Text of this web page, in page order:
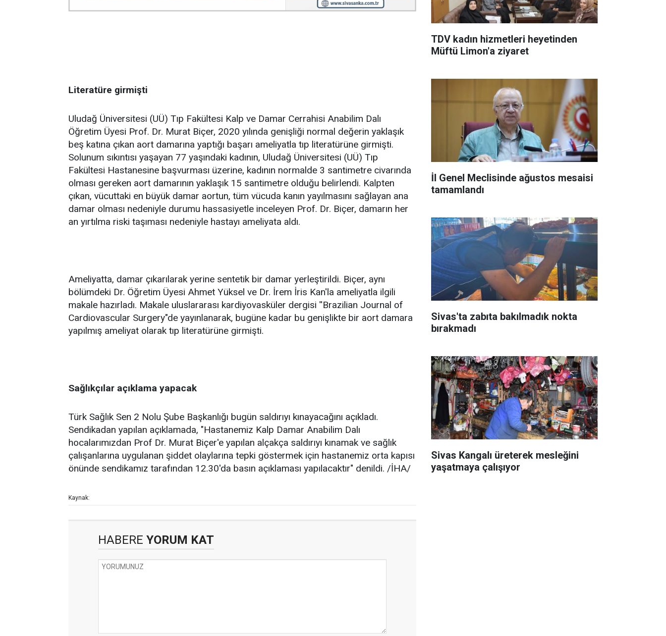
Literatüre girmişti
Uludağ Üniversitesi (UÜ) Tıp Fakültesi Kalp ve Damar Cerrahisi Anabilim Dalı
Öğretim Üyesi Prof. Dr. Murat Biçer, 2020 yılında genişliği normal değerin yaklaşık
beş katına çıkan aort damarına yaptığı başarı ameliyatla tıp literatürüne girmişti.
Solunum sıkıntısı yaşayan 77 yaşındaki kadının, Uludağ Üniversitesi (UÜ) Tıp
Fakültesi Hastanesine başvurması üzerine, kadının normalde 3 santimetre civarında
olması gereken aort damarının yaklaşık 15 santimetre olduğu belirlendi. Kalpten
çıkan, vücuttaki en büyük damar aortun, tüm vücuda kanın yayılmasını sağlayan ana
damar olması nedeniyle durumu hassasiyetle inceleyen Prof. Dr. Biçer, damarın her
an yırtılma riski taşıması nedeniyle hastayı ameliyata aldı.
Ameliyatta, damar çıkarılarak yerine sentetik bir damar yerleştirildi. Biçer, aynı
bölümdeki Dr. Öğretim Üyesi Ahmet Yüksel ve Dr. İrem İris Kan'la ameliyatla ilgili
makale hazırladı. Makale uluslararası kardiyovasküler dergisi ''Brazilian Journal of
Cardiovascular Surgery"de yayınlanarak, bugüne kadar bu genişlikte bir aort damara
yapılmış ameliyat olarak tıp literatürüne girmişti.
Sağlıkçılar açıklama yapacak
Türk Sağlık Sen 2 Nolu Şube Başkanlığı bugün saldırıyı kınayacağını açıkladı.
Sendikadan yapılan açıklamada, "Hastanemiz Kalp Damar Anabilim Dalı
hocalarımızdan Prof Dr. Murat Biçer'e yapılan alçakça saldırıyı kınamak ve sağlık
çalışanlarına uygulanan şiddet olaylarına tepki göstermek için hastanemiz orta kapısı
önünde sendikamız tarafından 12.30'da basın açıklaması yapılacaktır" denildi. /İHA/
Kaynak:
HABERE YORUM KAT
TDV kadın hizmetleri heyetinden
Müftü Limon'a ziyaret
İl Genel Meclisinde ağustos mesaisi
tamamlandı
Sivas'ta zabıta bakılmadık nokta
bırakmadı
Sivas Kangalı üreterek mesleğini
yaşatmaya çalışıyor